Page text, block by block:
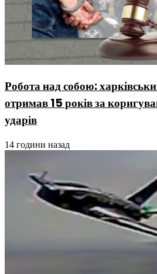
Робота над собою:
отримав 15 років за
ударів
14 години назад